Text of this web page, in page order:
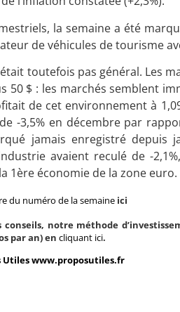
la semaine a été
de véhicules de tourisme
toutefois pas général. Les
50 $ : les marchés semblent
de cet environnement à
-3,5% en décembre par
jamais enregistré depuis
avaient reculé de -
1ère économie de la zone euro.
du numéro de la semaine ici
notre méthode
par an) en cliquant ici.
Utiles www.proposutiles.fr